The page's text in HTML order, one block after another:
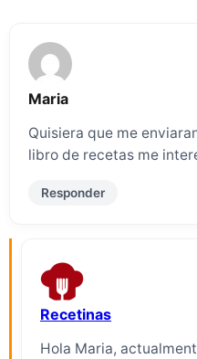
Maria
Quisiera que me
libro de recetas me
Responder
Recetinas
Hola Maria,